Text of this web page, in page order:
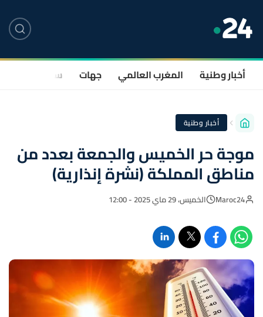
أخبار وطنية المغرب العالمي جهات سياسة
أخبار وطنية
موجة حر الخميس والجمعة بعدد من
مناطق المملكة (نشرة إنذارية)
Maroc24 الخميس، 29 ماي 2025 - 12:00